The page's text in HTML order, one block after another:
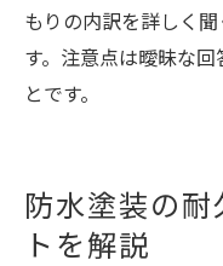
もりの内訳を詳しく
す。注意点は曖昧な
とです。
防水塗装の
トを解説